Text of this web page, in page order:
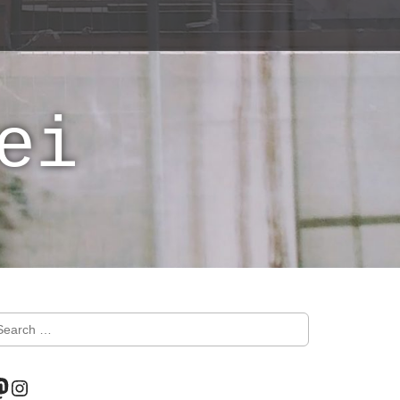
Instagram